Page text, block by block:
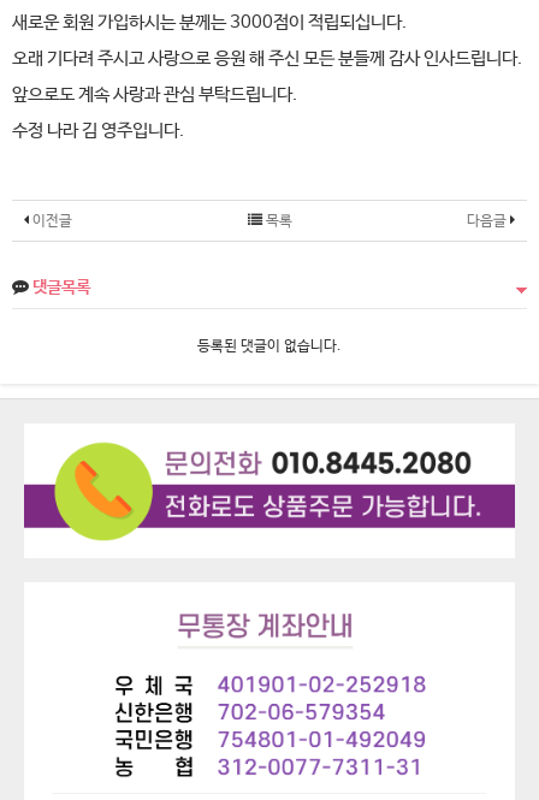
새로운회원 가입하시는분께는 3000점이 적립되십니다.
오래 기다려 주시고사랑으로응원 해 주신 모든분들께 감사인사드립니다.
앞으로도계속사랑과관심 부탁드립니다.
수정 나라 김 영주입니다.
이전글 다음글
목록
댓글목록
등록된 댓글이 없습니다.